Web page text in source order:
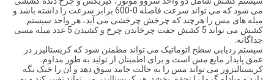
می شود که می تواند سرعت فاصله 0-600 برابر سرعت را داشته باشد و
میله های مس را هرچند که چرخش چرخشی می آید، هر واحد سیستم
کشش می تواند 5 کشش جفت چرخاندن چرخ و کشیدن 5 عدد میله مسی
جداگانه.
سیستم ردیابی سطح اتوماتیک می تواند مطمئن شود که کریستالیزر در
عمق پایدار مایع مس است و برای اطمینان از تولید به طور مداوم.
کریستالیزور می تواند مس را به حالت جامد سوق دهد و آن را خنک نگه